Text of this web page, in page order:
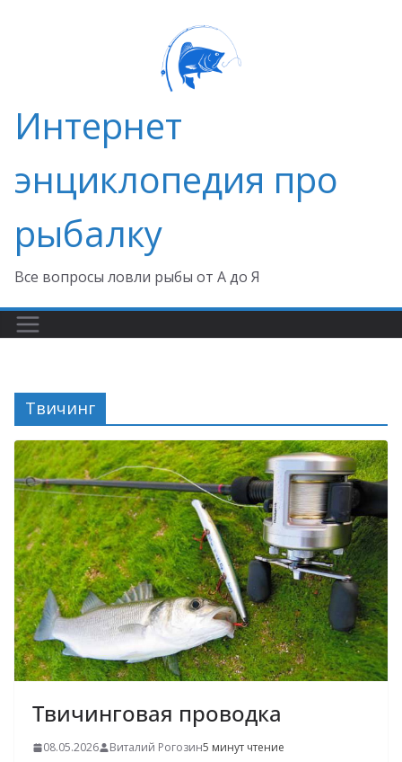
Интернет
энциклопедия про
рыбалку
Все вопросы ловли рыбы от А до Я
Твичинг
Твичинговая проводка
08.05.2026 Виталий Рогозин5 минут чтение